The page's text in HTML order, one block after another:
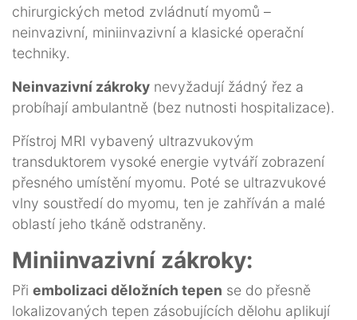
chirurgických metod zvládnutí myomů –
neinvazivní, miniinvazivní a klasické operační
techniky.
Neinvazivní zákroky nevyžadují žádný řez a
probíhají ambulantně (bez nutnosti hospitalizace).
Přístroj MRI vybavený ultrazvukovým
transduktorem vysoké energie vytváří zobrazení
přesného umístění myomu. Poté se ultrazvukové
vlny soustředí do myomu, ten je zahříván a malé
oblastí jeho tkáně odstraněny.
Miniinvazivní zákroky:
Při embolizaci děložních tepen se do přesně
lokalizovaných tepen zásobujících dělohu aplikují